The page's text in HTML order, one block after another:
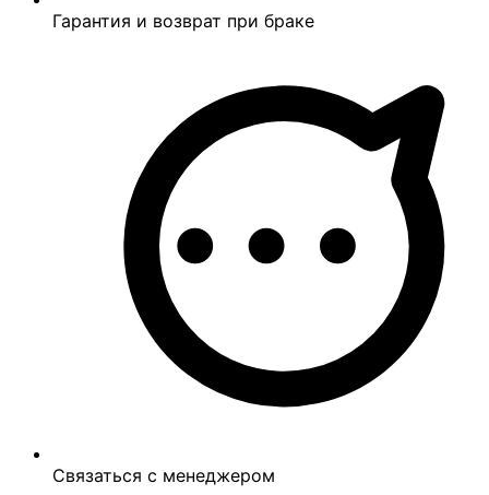
Гарантия и возврат при браке
Связаться с менеджером